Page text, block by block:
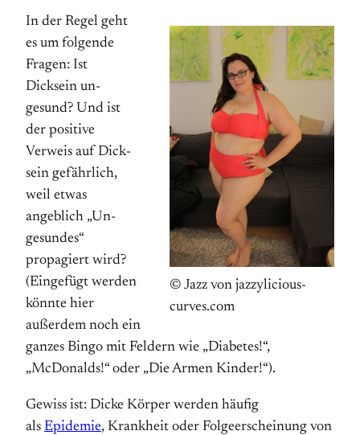
© Jazz von jazzylicious-
curves.com
In der Regel geht
es um folgende
Fragen: Ist
Dicksein un­
gesund? Und ist
der positive
Verweis auf Dick­­
sein gefährlich,
weil etwas
angeblich „Un­
gesundes“
propagiert wird?
(Eingefügt werden
könnte hier
außerdem noch ein
ganzes Bingo mit Feldern wie „Diabetes!“,
„McDonalds!“ oder „Die Armen Kinder!“).
Gewiss ist: Dicke Körper werden häufig
als Epidemie, Krankheit oder Folge­erscheinung von